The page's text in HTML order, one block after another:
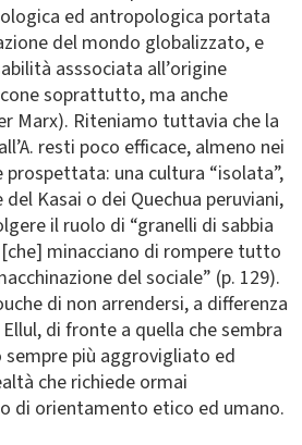
ed antropologica portata
del mondo globalizzato, e
asssociata all’origine
soprattutto, ma anche
Marx). Riteniamo tuttavia che la
resti poco efficace, almeno nei
prospettata: una cultura “isolata”,
Kasai o dei Quechua peruviani,
il ruolo di “granelli di sabbia
minacciano di rompere tutto
del sociale” (p. 129).
di non arrendersi, a differenza
di fronte a quella che sembra
più aggrovigliato ed
che richiede ormai
di orientamento etico ed umano.